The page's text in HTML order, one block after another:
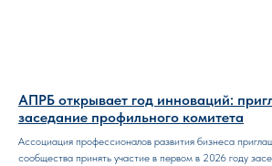
АПРБ открывает год инноваций:
заседание профильного комитета
Ассоциация профессионалов развития бизнеса
сообщества принять участие в первом в 2026 году